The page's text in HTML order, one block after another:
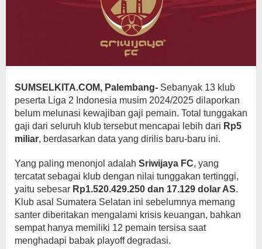
SUMSELKITA.COM, Palembang- Sebanyak 13 klub
peserta Liga 2 Indonesia musim 2024/2025 dilaporkan
belum melunasi kewajiban gaji pemain. Total tunggakan
gaji dari seluruh klub tersebut mencapai lebih dari Rp5
miliar, berdasarkan data yang dirilis baru-baru ini.
Yang paling menonjol adalah Sriwijaya FC, yang
tercatat sebagai klub dengan nilai tunggakan tertinggi,
yaitu sebesar Rp1.520.429.250 dan 17.129 dolar AS.
Klub asal Sumatera Selatan ini sebelumnya memang
santer diberitakan mengalami krisis keuangan, bahkan
sempat hanya memiliki 12 pemain tersisa saat
menghadapi babak playoff degradasi.